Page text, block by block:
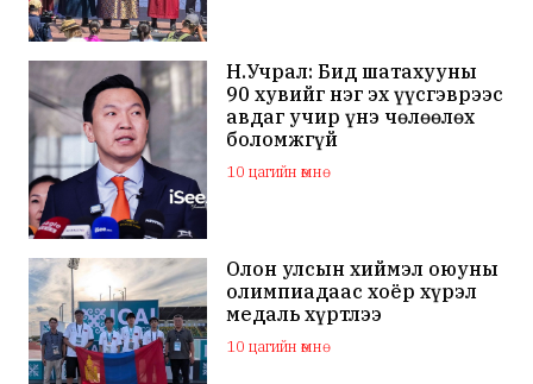
Н.Учрал: Бид шатахууны
90 хувийг нэг эх үүсгэврээс
авдаг учир үнэ чөлөөлөх
боломжгүй
10 цагийн өмнө
Олон улсын хиймэл оюуны
олимпиадаас хоёр хүрэл
медаль хүртлээ
10 цагийн өмнө